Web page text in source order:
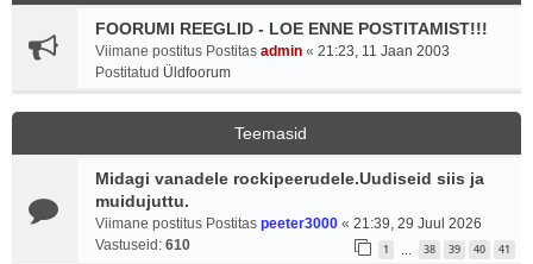
FOORUMI REEGLID - LOE ENNE POSTITAMIST!!!
Viimane postitus Postitas admin « 21:23, 11 Jaan 2003
Postitatud Üldfoorum
Teemasid
Midagi vanadele rockipeerudele.Uudiseid siis ja
muidujuttu.
Viimane postitus Postitas peeter3000 « 21:39, 29 Juul 2026
Vastuseid: 610 1 38 39 40 41